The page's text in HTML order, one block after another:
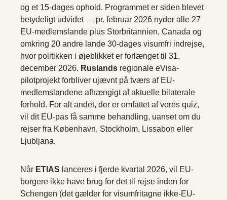
og et 15-dages ophold. Programmet er siden blevet
betydeligt udvidet — pr. februar 2026 nyder alle 27
EU-medlemslande plus Storbritannien, Canada og
omkring 20 andre lande 30-dages visumfri indrejse,
hvor politikken i øjeblikket er forlænget til 31.
december 2026. Ruslands regionale eVisa-
pilotprojekt forbliver ujævnt på tværs af EU-
medlemslandene afhængigt af aktuelle bilaterale
forhold. For alt andet, der er omfattet af vores quiz,
vil dit EU-pas få samme behandling, uanset om du
rejser fra København, Stockholm, Lissabon eller
Ljubljana.
Når ETIAS lanceres i fjerde kvartal 2026, vil EU-
borgere ikke have brug for det til rejse inden for
Schengen (det gælder for visumfritagne ikke-EU-